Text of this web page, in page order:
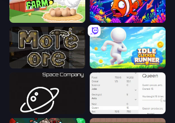
My Chicken Farm Fish Catch Idle
More Ore Idle Clicker Runner
Space Company Idle Ants